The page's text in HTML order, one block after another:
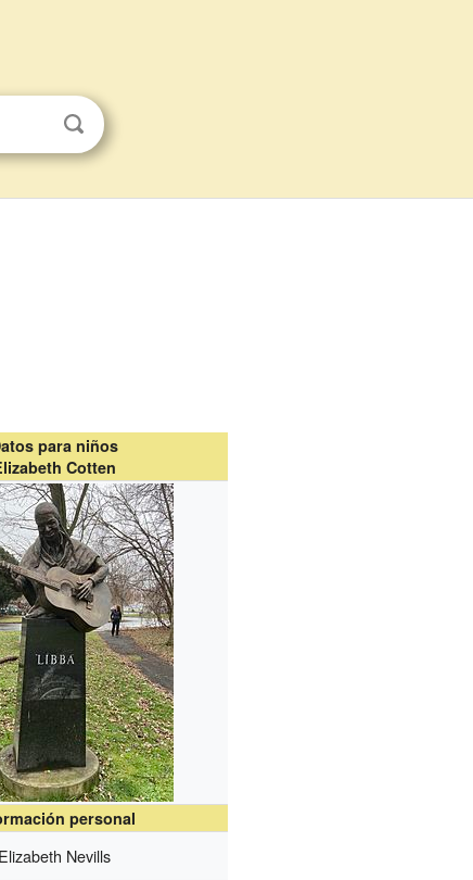
para niños
Cotten
personal
Elizabeth Nevills